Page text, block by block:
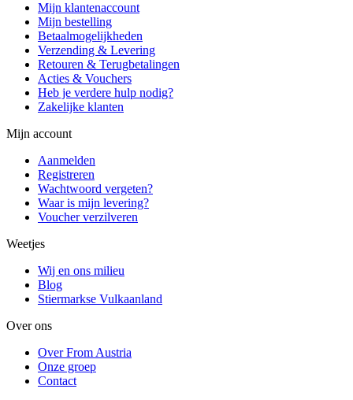
Mijn klantenaccount
Mijn bestelling
Betaalmogelijkheden
Verzending & Levering
Retouren & Terugbetalingen
Acties & Vouchers
Heb je verdere hulp nodig?
Zakelijke klanten
Mijn account
Aanmelden
Registreren
Wachtwoord vergeten?
Waar is mijn levering?
Voucher verzilveren
Weetjes
Wij en ons milieu
Blog
Stiermarkse Vulkaanland
Over ons
Over From Austria
Onze groep
Contact